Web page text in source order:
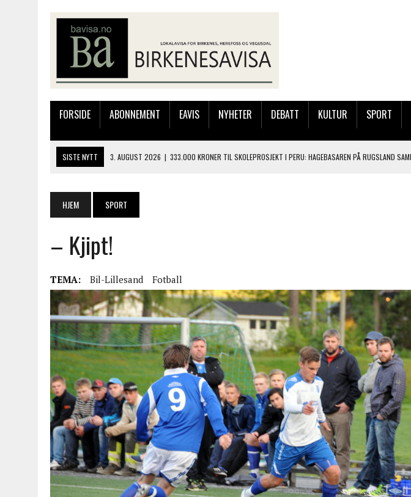
FORSIDE ABONNEMENT EAVIS NYHETER DEBATT KULTUR SPORT
SISTE NYTT 28. JULI 2026 |
JAKOB FRIIS TRIO KOMMER TIL BIRKELAND SØNDAG
3. AUGUST 2026 | JAKOB FRIIS TRIO ÅPNET BIRKELIVE MED VARM STEMNING OG STOR RESPONS
3. AUGUST 2026
HJEM SPORT
– Kjipt!
TEMA: Bil-Lillesand Fotball